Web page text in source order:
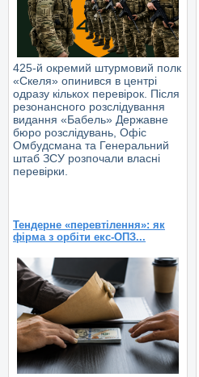
425-й окремий штурмовий полк
«Скеля» опинився в центрі
одразу кількох перевірок. Після
резонансного розслідування
видання «Бабель» Державне
бюро розслідувань, Офіс
Омбудсмана та Генеральний
штаб ЗСУ розпочали власні
перевірки.
Тендерне «перевтілення»: як
фірма з орбіти екс-ОПЗ...